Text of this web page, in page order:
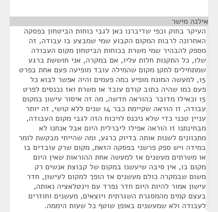
אילנה מישר
העיקר בחוק וכפי שדיברנו כאן לגבי כוחות הביטחון בפסקה
האחרונה לרבות המקום הקבוע שמי שמבצע בו עבודה, זה
מספק להבהיר שמי משרת בכוחות הביטחון מקום העבודה
שלו, כל התקנות חלות עליו, אם במקרה, אני חוששת ברגע
שמתחילים לתקן מקום שהמילה עובד מופיעה פעם אחת בפרט
15, למעשה המונח מופיע כמה פעמים והיה אפשר לבוא כל
פעם כמו שהיה כתוב קודם עובד או משרת ואז נכנסים לפרט
15 וכאילו מדובר בהוראה חדשה, מה זה איסור עישון במקום
עבודה, זו הוראה שקיימת כבר 14 שנים ללא קושי, זה יותר
עניין טכני כדי שלא ניכנס לויכוח הזה לגבי מקום העבודה,
מבחינתנו זו הוראה אפילו ליברלית היום אבל אנחנו לא
מתכוונים לשנות אותה בדיוק כרגע, ומה שהייתי מבקשת לומר
במידה ויש ספק פרשני בפסקה הזאת, מקום שרק עובדים בו
או משרתים מעשנים אז למעשה אחת ההוראות שאין היום
מקום בו, אין סיבה שיעשנו במקום של קבוצת אנשים רק
משום שבמקרה כולם מעשנים אז הופך למקום לעישון, חדר
עישון אמור להיות היום חדר נפרד עם וינטלאציה נאותה,
בעצם קמים מהמסגרת השגרתית ויוצאים, מעשנים וחוזרים
לעבודה ולא שמעשנים באופן שוטף כל שעות היממה.